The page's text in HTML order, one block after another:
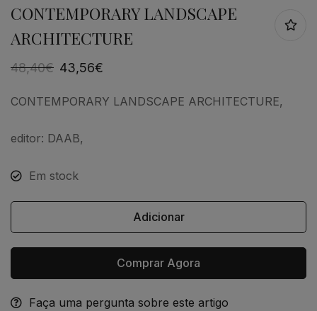
CONTEMPORARY LANDSCAPE
ARCHITECTURE
48,40€ 43,56€
CONTEMPORARY LANDSCAPE ARCHITECTURE,
editor: DAAB,
Em stock
Adicionar
Comprar Agora
Alternative:
Faça uma pergunta sobre este artigo